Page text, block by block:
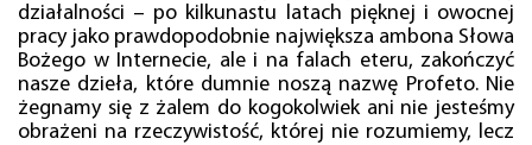
działalności – po kilkunastu latach pięknej i owocnej
pracy jako prawdopodobnie największa ambona Słowa
Bożego w Internecie, ale i na falach eteru, zakończyć
nasze dzieła, które dumnie noszą nazwę Profeto. Nie
żegnamy się z żalem do kogokolwiek ani nie jesteśmy
obrażeni na rzeczywistość, której nie rozumiemy, lecz